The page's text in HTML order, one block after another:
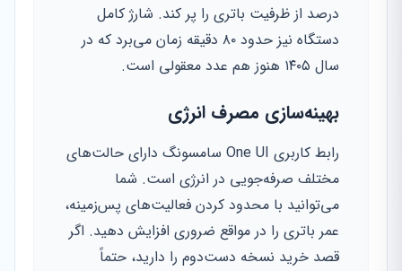
درصد از ظرفیت باتری را پر کند. شارژ کامل
دستگاه نیز حدود ۸۰ دقیقه زمان می‌برد که در
سال ۱۴۰۵ هنوز هم عدد معقولی است.
بهینه‌سازی مصرف انرژی
رابط کاربری One UI سامسونگ دارای حالت‌های
مختلف صرفه‌جویی در انرژی است. شما
می‌توانید با محدود کردن فعالیت‌های پس‌زمینه،
عمر باتری را در مواقع ضروری افزایش دهید. اگر
قصد خرید نسخه دست‌دوم را دارید، حتماً